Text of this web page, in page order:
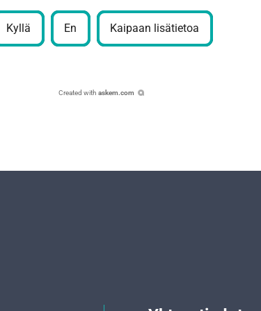
Kyllä En Kaipaan lisätietoa
Created with askem.com